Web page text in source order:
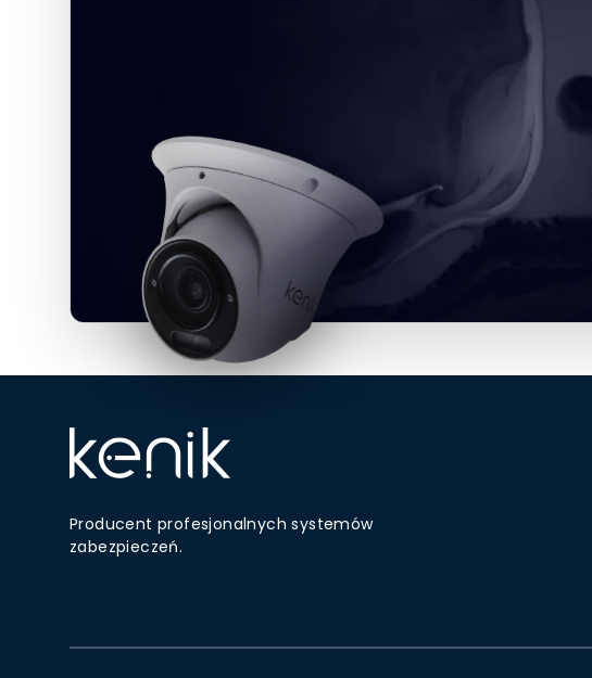
Producent profesjonalnych systemów
zabezpieczeń.